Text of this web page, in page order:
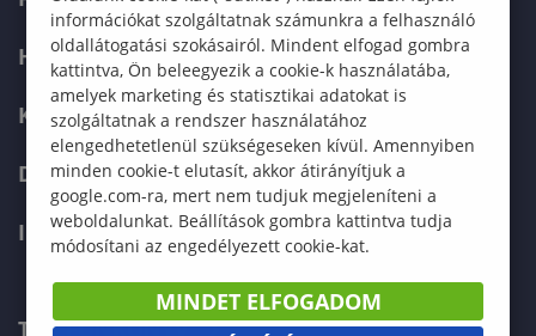
HALLGATÓKNAK
KÉPZÉSEK
DOKTORI ISKOLA
INTERNATIONAL
TELEFONKÖNYV
információkat szolgáltatnak számunkra a felhasználó
oldallátogatási szokásairól. Mindent elfogad gombra
kattintva, Ön beleegyezik a cookie-k használatába,
amelyek marketing és statisztikai adatokat is
szolgáltatnak a rendszer használatához
elengedhetetlenül szükségeseken kívül. Amennyiben
minden cookie-t elutasít, akkor átirányítjuk a
google.com-ra, mert nem tudjuk megjeleníteni a
weboldalunkat. Beállítások gombra kattintva tudja
módosítani az engedélyezett cookie-kat.
MINDET ELFOGADOM